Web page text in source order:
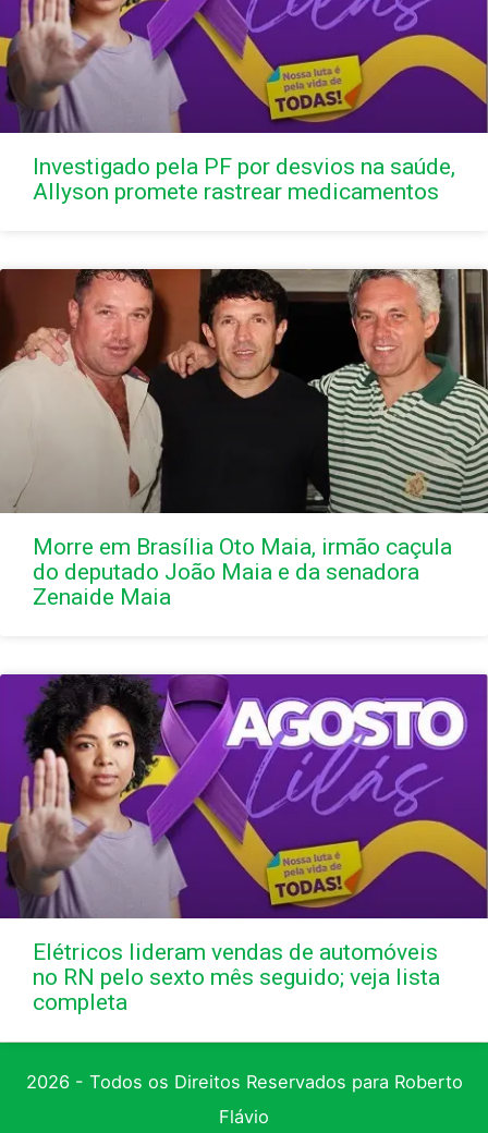
Investigado pela PF por desvios na saúde,
Allyson promete rastrear medicamentos
Morre em Brasília Oto Maia, irmão caçula
do deputado João Maia e da senadora
Zenaide Maia
Elétricos lideram vendas de automóveis
no RN pelo sexto mês seguido; veja lista
completa
2026 - Todos os Direitos Reservados para Roberto
Flávio